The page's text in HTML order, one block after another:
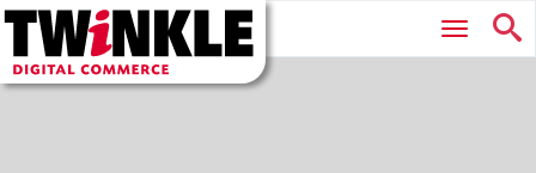
Twinkle
Digital
Commerce
Hoofdmenu